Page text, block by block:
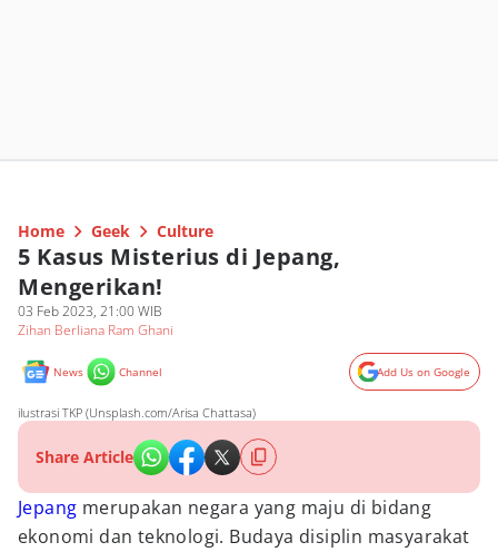
Home Geek Culture
5 Kasus Misterius di Jepang,
Mengerikan!
03 Feb 2023, 21:00 WIB
Zihan Berliana Ram Ghani
News Channel Add Us on Google
ilustrasi TKP (Unsplash.com/Arisa Chattasa)
Share Article
Jepang merupakan negara yang maju di bidang
ekonomi dan teknologi. Budaya disiplin masyarakat